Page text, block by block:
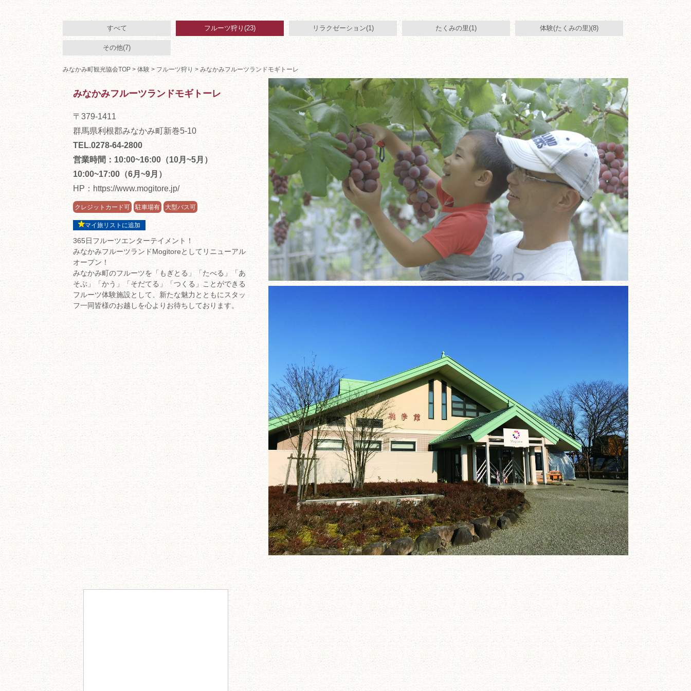
すべて フルーツ狩り(23) リラクゼーション(1) たくみの里(1) 体験(たくみの里)(8)
その他(7)
みなかみ町観光協会TOP > 体験 > フルーツ狩り > みなかみフルーツランドモギトーレ
みなかみフルーツランドモギトーレ
〒379-1411
群馬県利根郡みなかみ町新巻5-10
TEL.0278-64-2800
営業時間：10:00~16:00（10月~5月）
10:00~17:00（6月~9月）
HP： https://www.mogitore.jp/
クレジットカード可 駐車場有 大型バス可
マイ旅リストに追加
365日フルーツエンターテイメント！
みなかみフルーツランドMogitoreとしてリニューアル
オープン！
みなかみ町のフルーツを「もぎとる」「たべる」「あ
そぶ」「かう」「そだてる」「つくる」ことができる
フルーツ体験施設として、新たな魅力とともにスタッ
フ一同皆様のお越しを心よりお待ちしております。